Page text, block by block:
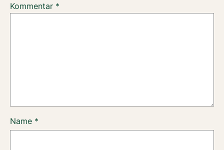
Kommentar *
Name *